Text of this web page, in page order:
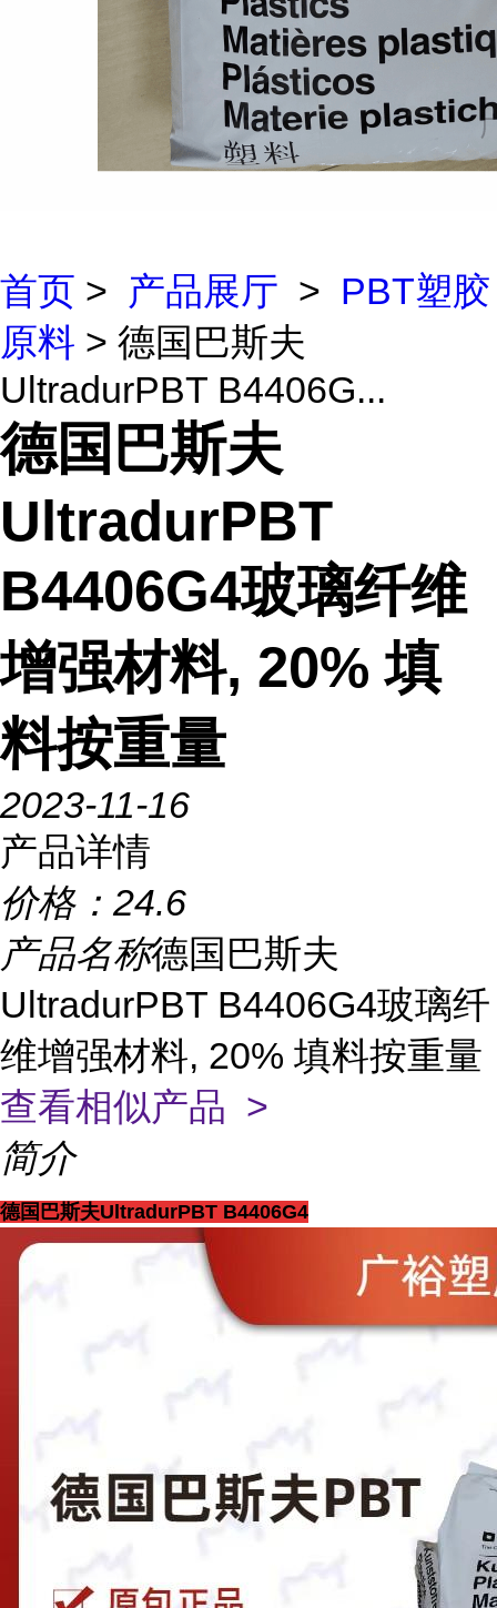
首页 > 产品展厅 > PBT塑胶
原料 > 德国巴斯夫
UltradurPBT B4406G...
德国巴斯夫
UltradurPBT
B4406G4玻璃纤维
增强材料, 20% 填
料按重量
2023-11-16
产品详情
价格： 24.6
产品名称德国巴斯夫
UltradurPBT B4406G4玻璃纤
维增强材料, 20% 填料按重量
查看相似产品 >
简介
德国巴斯夫UltradurPBT B4406G4